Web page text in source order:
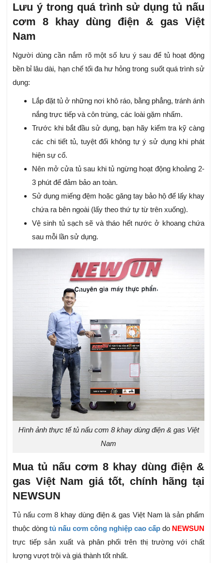
Lưu ý trong quá trình sử dụng tủ nấu
cơm 8 khay dùng điện & gas Việt
Nam
Người dùng cần nắm rõ một số lưu ý sau để tủ hoạt động
bền bỉ lâu dài, hạn chế tối đa hư hỏng trong suốt quá trình sử
dụng:
Lắp đặt tủ ở những nơi khô ráo, bằng phẳng, tránh ánh
nắng trực tiếp và côn trùng, các loài gặm nhấm.
Trước khi bắt đầu sử dụng, bạn hãy kiểm tra kỹ càng
các chi tiết tủ, tuyệt đối không tự ý sử dụng khi phát
hiện sự cố.
Nên mở cửa tủ sau khi tủ ngừng hoạt động khoảng 2-
3 phút để đảm bảo an toàn.
Sử dụng miếng đệm hoặc găng tay bảo hộ để lấy khay
chứa ra bên ngoài (lấy theo thứ tự từ trên xuống).
Vệ sinh tủ sạch sẽ và tháo hết nước ở khoang chứa
sau mỗi lần sử dụng.
Hình ảnh thực tế tủ nấu cơm 8 khay dùng điện & gas Việt
Nam
Mua tủ nấu cơm 8 khay dùng điện &
gas Việt Nam giá tốt, chính hãng tại
NEWSUN
Tủ nấu cơm 8 khay dùng điện & gas Việt Nam là sản phẩm
thuộc dòng tủ nấu cơm công nghiệp cao cấp do NEWSUN
trực tiếp sản xuất và phân phối trên thị trường với chất
lượng vượt trội và giá thành tốt nhất.